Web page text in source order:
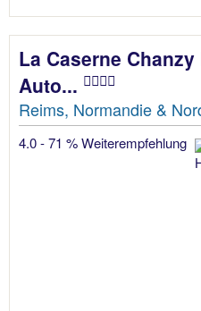
La Caserne
Auto...
Reims, Normandie &
4.0 - 71 % Weiterempfehlung